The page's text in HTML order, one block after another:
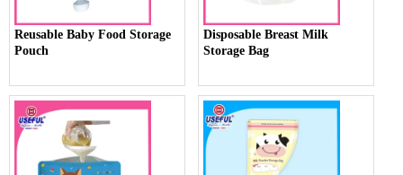
Reusable Baby Food Storage
Pouch
Disposable Breast Milk
Storage Bag